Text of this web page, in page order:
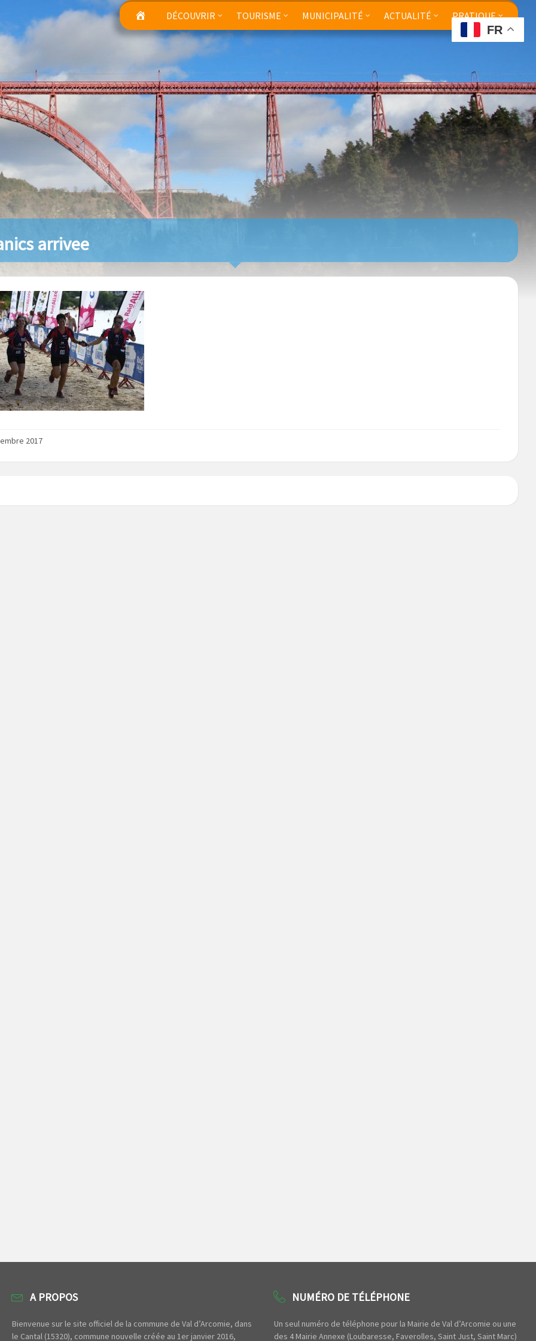
DÉCOUVRIR TOURISME MUNICIPALITÉ ACTUALITÉ
PRATIQUE
arrivee
2017
A PROPOS
Bienvenue sur le site officiel de la commune de Val d’Arcomie, dans
le Cantal (15320), commune nouvelle créée au 1er janvier 2016,
NUMÉRO DE TÉLÉPHONE
Un seul numéro de téléphone pour la Mairie de Val d’Arcomie ou une
des 4 Mairie Annexe (Loubaresse, Faverolles, Saint Just, Saint Marc)
FR